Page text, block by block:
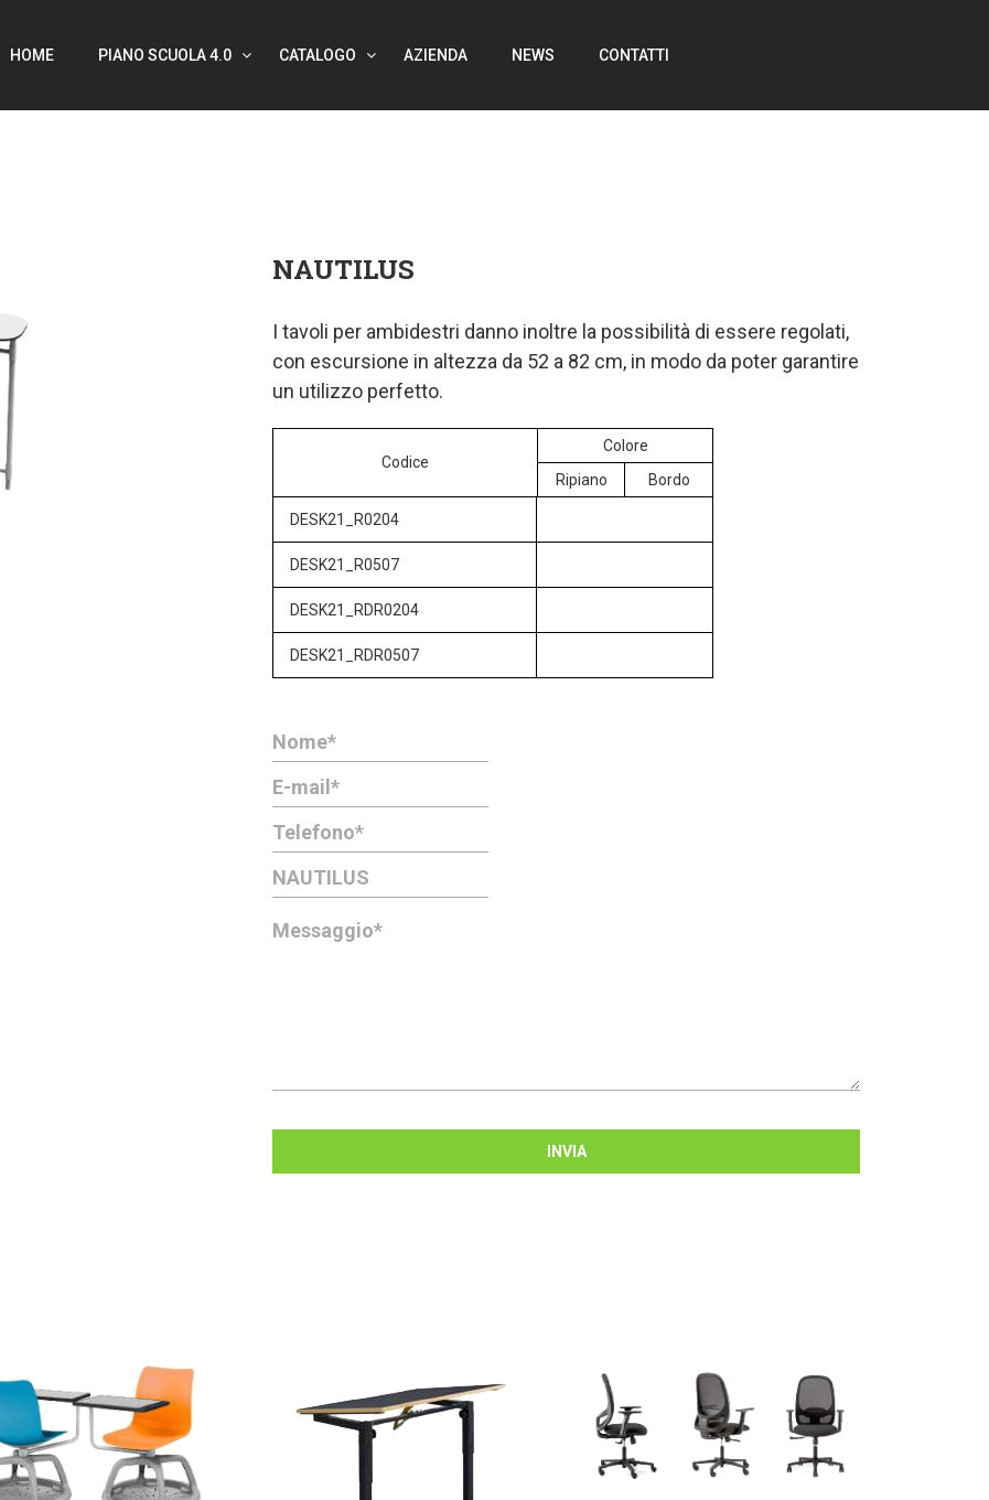
HOME PIANO SCUOLA 4.0 CATALOGO AZIENDA NEWS CONTATTI
NAUTILUS
I tavoli per ambidestri danno inoltre la possibilità di essere regolati,
con escursione in altezza da 52 a 82 cm, in modo da poter garantire
un utilizzo perfetto.
Codice
Colore
Ripiano
Bordo
DESK21_R0204
DESK21_R0507
DESK21_RDR0204
DESK21_RDR0507
INVIA